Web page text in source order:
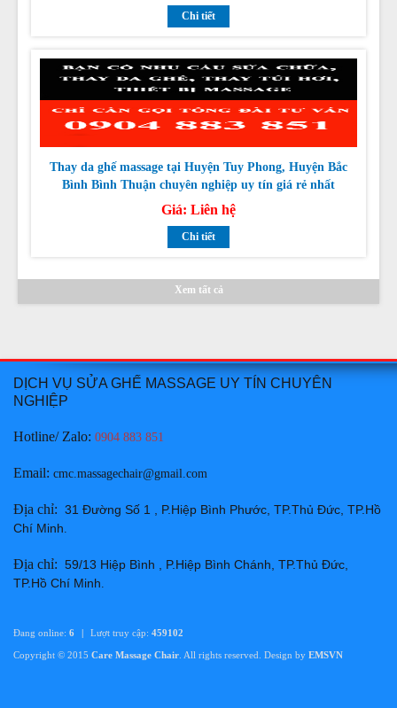
Thay da ghế massage tại Huyện Tuy Phong, Huyện Bắc
Bình Bình Thuận chuyên nghiệp uy tín giá rẻ nhất
Giá:Liên hệ
Chi tiết
Giá:Liên hệ
Thuận chuyên nghiệp uy tín giá rẻ nhất
Xem tất cả
DỊCH VỤ SỬA GHẾ MASSAGE UY TÍN CHUYÊN
NGHIỆP
Hotline/ Zalo: 0904 883 851
Email: cmc.massagechair@gmail.com
Địa chỉ: 31 Đường Số 1 , P.Hiệp Bình Phước, TP.Thủ Đức, TP.Hồ
Chí Minh
Địa chỉ: 59/13 Hiệp Bình , P.Hiệp Bình Chánh, TP.Thủ Đức,
TP.Hồ Chí Minh
Đang online: 6 | Lượt truy cập: 459102
Copyright © 2015 Care Massage Chair . All rights reserved. Design by EMSVN